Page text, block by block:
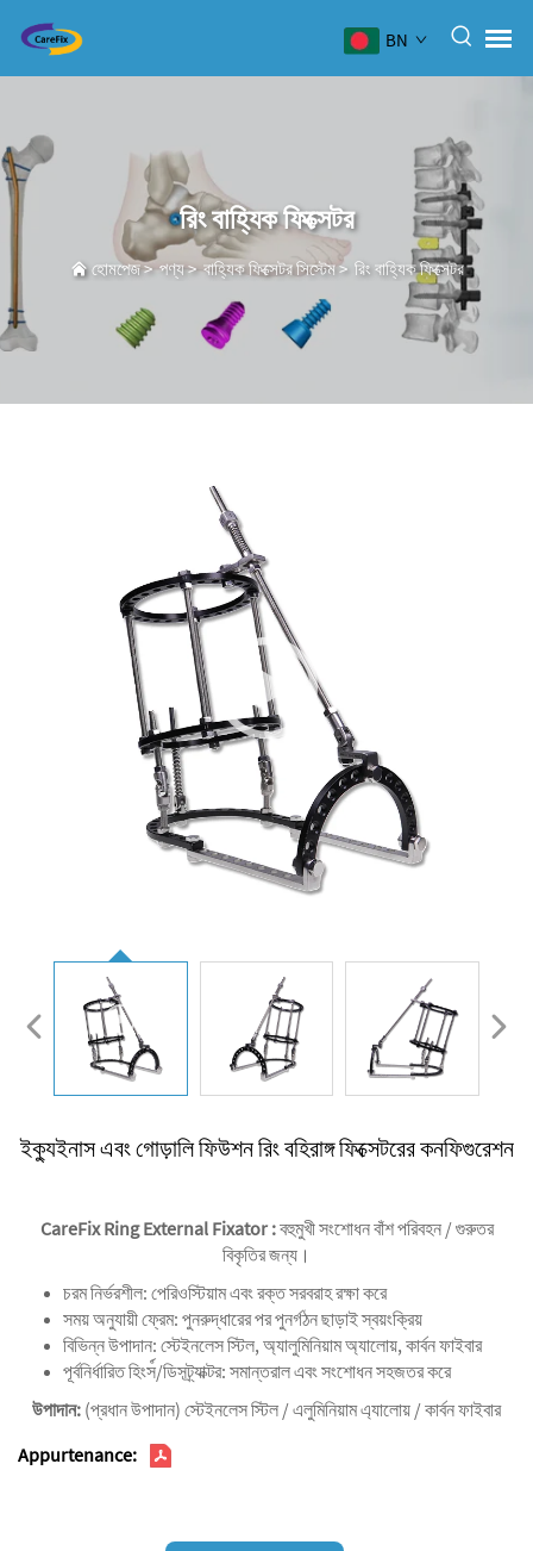
BN
রিং বাহ্যিক ফিক্সেটর
হোমপেজ>পণ্য>বাহ্যিক ফিক্সেটর সিস্টেম> রিং বাহ্যিক ফিক্সেটর
ইক্যুইনাস এবং গোড়ালি ফিউশন রিং বহিরাঙ্গ ফিক্সেটরের কনফিগুরেশন
CareFix Ring External Fixator :বহুমুখী সংশোধন বাঁশ পরিবহন / গুরুতর
বিকৃতির জন্য।
চরম নির্ভরশীল‌: পেরিওস্টিয়াম এবং রক্ত সরবরাহ রক্ষা করে
‌সময় অনুযায়ী ফ্রেম‌: পুনরুদ্ধারের পর পুনর্গঠন ছাড়াই স্বয়ংক্রিয়
বিভিন্ন উপাদান‌: স্টেইনলেস স্টিল, অ্যালুমিনিয়াম অ্যালোয়, কার্বন ফাইবার
‌পূর্বনির্ধারিত হিংস์/ডিসট্র্যাক্টর‌: সমান্তরাল এবং সংশোধন সহজতর করে
উপাদান: (প্রধান উপাদান) স্টেইনলেস স্টিল / এলুমিনিয়াম এ্যালোয় / কার্বন ফাইবার
Appurtenance: